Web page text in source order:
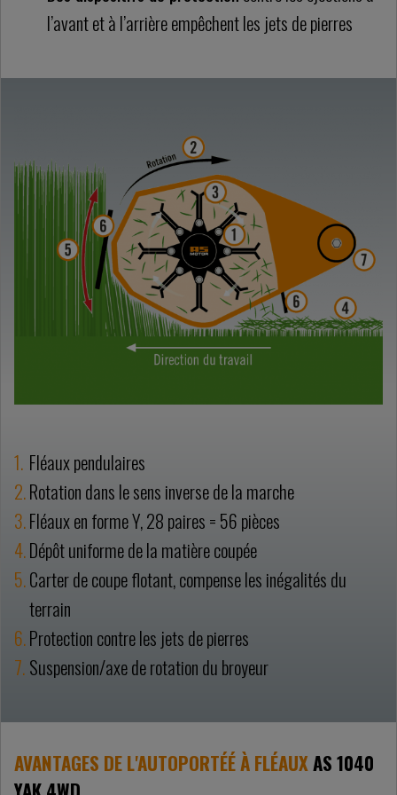
l’avant et à l’arrière empêchent les jets de pierres
Fléaux pendulaires
Rotation dans le sens inverse de la marche
Fléaux en forme Y, 28 paires = 56 pièces
Dépôt uniforme de la matière coupée
Carter de coupe flotant, compense les inégalités du
terrain
Protection contre les jets de pierres
Suspension/axe de rotation du broyeur
AVANTAGES DE L'AUTOPORTÉÉ À FLÉAUXAS 1040